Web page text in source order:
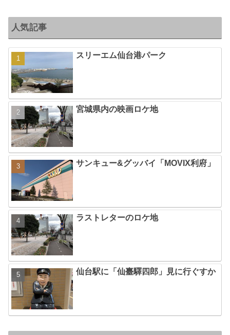
人気記事
スリーエム仙台港パーク
宮城県内の映画ロケ地
サンキュー&グッバイ「MOVIX利府」
ラストレターのロケ地
仙台駅に「仙臺驛四郎」見に行ぐすか